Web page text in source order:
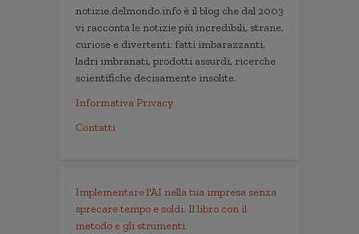
notizie.delmondo.info è il blog che dal 2003
vi racconta le notizie più incredibili, strane,
curiose e divertenti: fatti imbarazzanti,
ladri imbranati, prodotti assurdi, ricerche
scientifiche decisamente insolite.
Informativa Privacy
Contatti
Implementare l'AI nella tua impresa senza
sprecare tempo e soldi. Il libro con il
metodo e gli strumenti.